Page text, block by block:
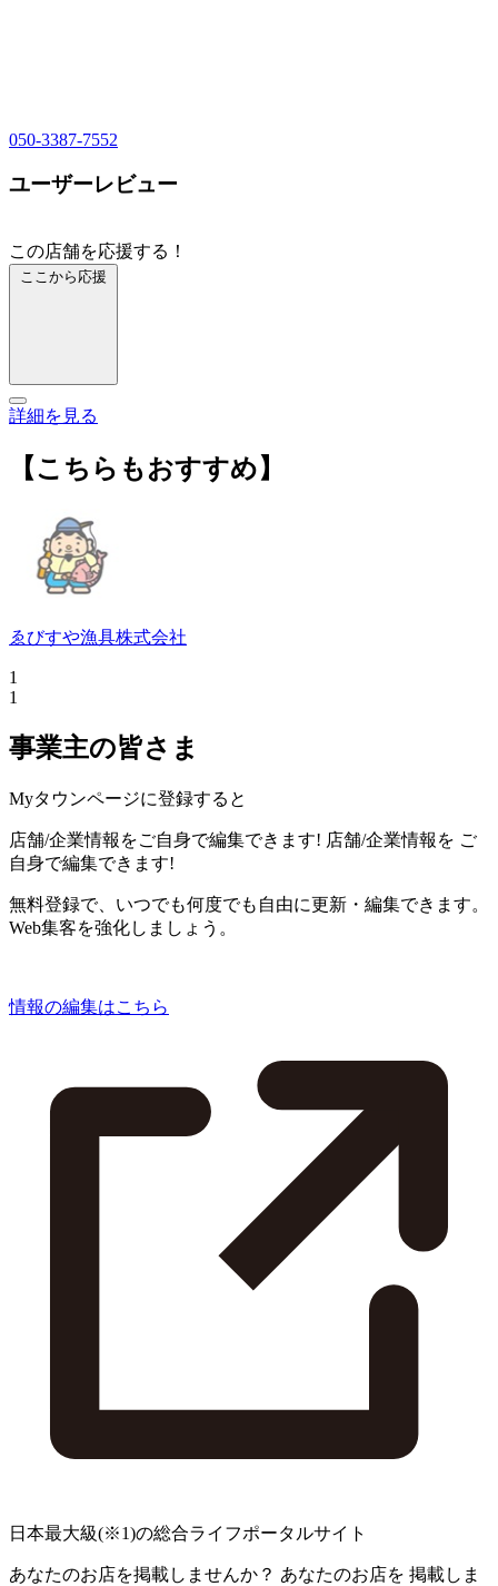
050-3387-7552
ユーザーレビュー
この店舗を応援する！
ここから応援
詳細を見る
【こちらもおすすめ】
ゑびすや漁具株式会社
1
1
事業主の皆さま
Myタウンページに登録すると
店舗/企業情報をご自身で編集できます! 店舗/企業情報を ご
自身で編集できます!
無料登録で、いつでも何度でも自由に更新・編集できます。
Web集客を強化しましょう。
情報の編集はこちら
日本最大級(※1)の総合ライフポータルサイト
あなたのお店を掲載しませんか？ あなたのお店を 掲載しま